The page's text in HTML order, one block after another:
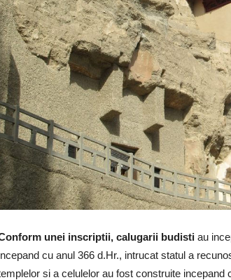
unei inscriptii, calugarii budisti au
cu anul 366 d.Hr., intrucat statul a
si a celulelor au fost construite